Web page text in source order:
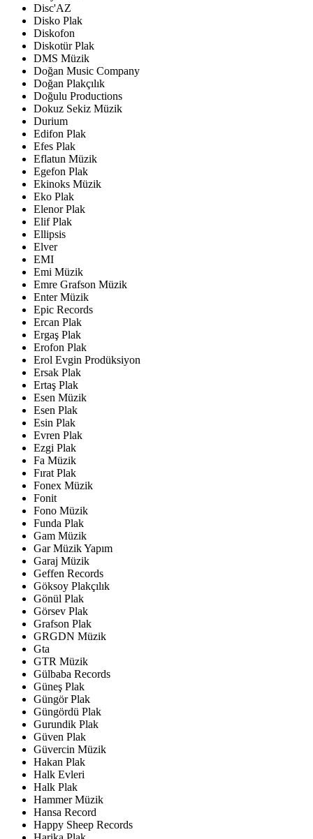
Disc'AZ
Disko Plak
Diskofon
Diskotür Plak
DMS Müzik
Doğan Music Company
Doğan Plakçılık
Doğulu Productions
Dokuz Sekiz Müzik
Durium
Edifon Plak
Efes Plak
Eflatun Müzik
Egefon Plak
Ekinoks Müzik
Eko Plak
Elenor Plak
Elif Plak
Ellipsis
Elver
EMI
Emi Müzik
Emre Grafson Müzik
Enter Müzik
Epic Records
Ercan Plak
Ergaş Plak
Erofon Plak
Erol Evgin Prodüksiyon
Ersak Plak
Ertaş Plak
Esen Müzik
Esen Plak
Esin Plak
Evren Plak
Ezgi Plak
Fa Müzik
Fırat Plak
Fonex Müzik
Fonit
Fono Müzik
Funda Plak
Gam Müzik
Gar Müzik Yapım
Garaj Müzik
Geffen Records
Göksoy Plakçılık
Gönül Plak
Görsev Plak
Grafson Plak
GRGDN Müzik
Gta
GTR Müzik
Gülbaba Records
Güneş Plak
Güngör Plak
Güngördü Plak
Gurundik Plak
Güven Plak
Güvercin Müzik
Hakan Plak
Halk Evleri
Halk Plak
Hammer Müzik
Hansa Record
Happy Sheep Records